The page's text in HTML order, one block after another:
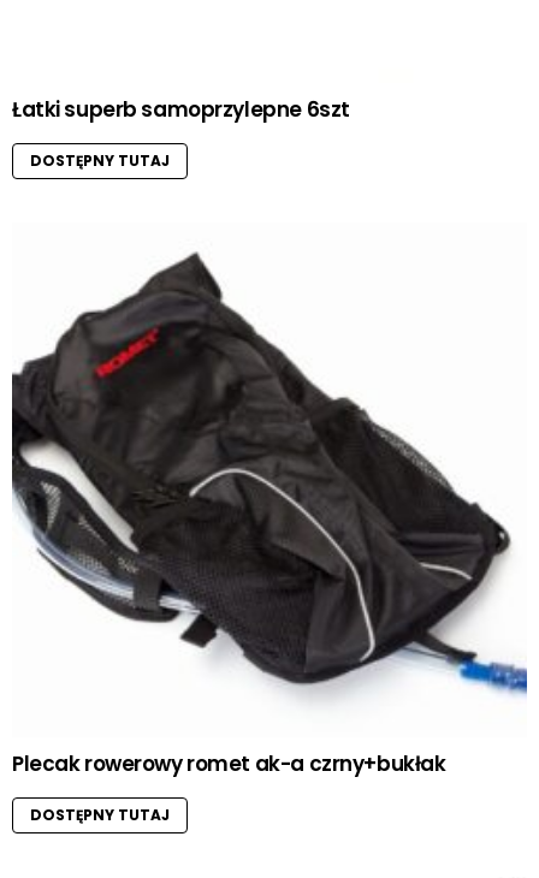
Łatki superb samoprzylepne 6szt
DOSTĘPNY TUTAJ
Plecak rowerowy romet ak-a czrny+bukłak
DOSTĘPNY TUTAJ